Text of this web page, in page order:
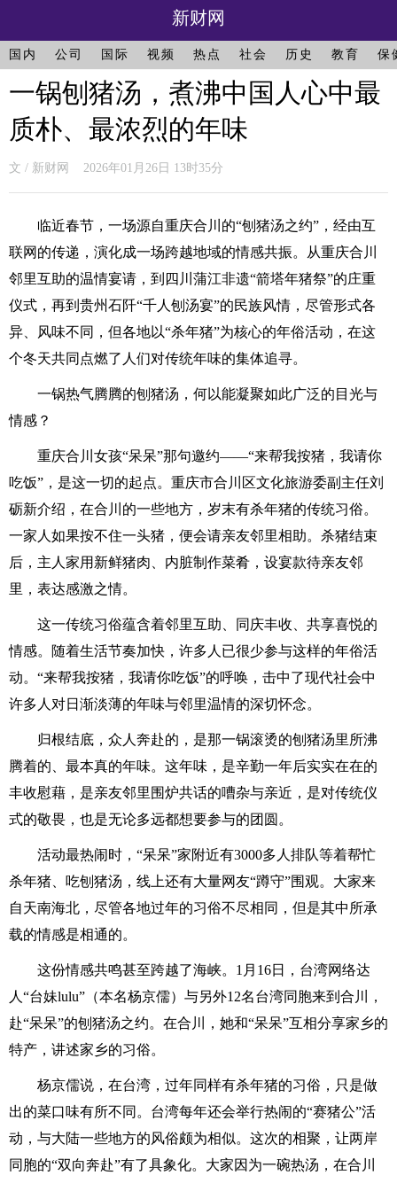
新财网
国内 公司 国际 视频 热点 社会 历史 教育 保
一锅刨猪汤，煮沸中国人心中最
质朴、最浓烈的年味
文 / 新财网 2026年01月26日 13时35分
临近春节，一场源自重庆合川的“刨猪汤之约”，经由互
联网的传递，演化成一场跨越地域的情感共振。从重庆合川
邻里互助的温情宴请，到四川蒲江非遗“箭塔年猪祭”的庄重
仪式，再到贵州石阡“千人刨汤宴”的民族风情，尽管形式各
异、风味不同，但各地以“杀年猪”为核心的年俗活动，在这
个冬天共同点燃了人们对传统年味的集体追寻。
一锅热气腾腾的刨猪汤，何以能凝聚如此广泛的目光与
情感？
重庆合川女孩“呆呆”那句邀约——“来帮我按猪，我请你
吃饭”，是这一切的起点。重庆市合川区文化旅游委副主任刘
砺新介绍，在合川的一些地方，岁末有杀年猪的传统习俗。
一家人如果按不住一头猪，便会请亲友邻里相助。杀猪结束
后，主人家用新鲜猪肉、内脏制作菜肴，设宴款待亲友邻
里，表达感激之情。
这一传统习俗蕴含着邻里互助、同庆丰收、共享喜悦的
情感。随着生活节奏加快，许多人已很少参与这样的年俗活
动。“来帮我按猪，我请你吃饭”的呼唤，击中了现代社会中
许多人对日渐淡薄的年味与邻里温情的深切怀念。
归根结底，众人奔赴的，是那一锅滚烫的刨猪汤里所沸
腾着的、最本真的年味。这年味，是辛勤一年后实实在在的
丰收慰藉，是亲友邻里围炉共话的嘈杂与亲近，是对传统仪
式的敬畏，也是无论多远都想要参与的团圆。
活动最热闹时，“呆呆”家附近有3000多人排队等着帮忙
杀年猪、吃刨猪汤，线上还有大量网友“蹲守”围观。大家来
自天南海北，尽管各地过年的习俗不尽相同，但是其中所承
载的情感是相通的。
这份情感共鸣甚至跨越了海峡。1月16日，台湾网络达
人“台妹lulu”（本名杨京儒）与另外12名台湾同胞来到合川，
赴“呆呆”的刨猪汤之约。在合川，她和“呆呆”互相分享家乡的
特产，讲述家乡的习俗。
杨京儒说，在台湾，过年同样有杀年猪的习俗，只是做
出的菜口味有所不同。台湾每年还会举行热闹的“赛猪公”活
动，与大陆一些地方的风俗颇为相似。这次的相聚，让两岸
同胞的“双向奔赴”有了具象化。大家因为一碗热汤，在合川